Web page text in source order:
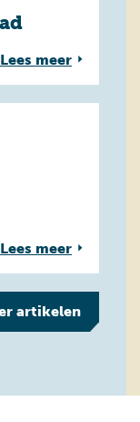
Lees meer
Lees meer
artikelen